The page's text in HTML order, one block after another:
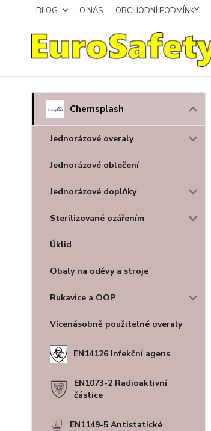
BLOG O NÁS OBCHODNÍ PODMÍNKY
Chemsplash
Jednorázové overaly
Jednorázové oblečení
Jednorázové doplňky
Sterilizované ozářením
Úklid
Obaly na oděvy a stroje
Rukavice a OOP
Vícenásobně použitelné overaly
EN14126 Infekční agens
EN1073-2 Radioaktivní
částice
EN1149-5 Antistatické